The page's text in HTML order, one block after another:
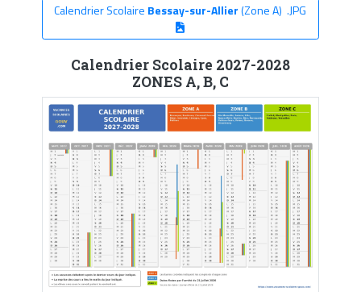
Calendrier Scolaire Bessay-sur-Allier(Zone A) .JPG
Calendrier Scolaire 2027-2028
ZONES A, B, C